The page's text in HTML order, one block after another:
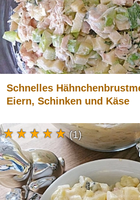
Schnelles
Eiern, Schinken und Käse
(1)